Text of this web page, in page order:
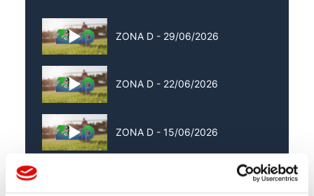
ZONA D - 29/06/2026
ZONA D - 22/06/2026
ZONA D - 15/06/2026